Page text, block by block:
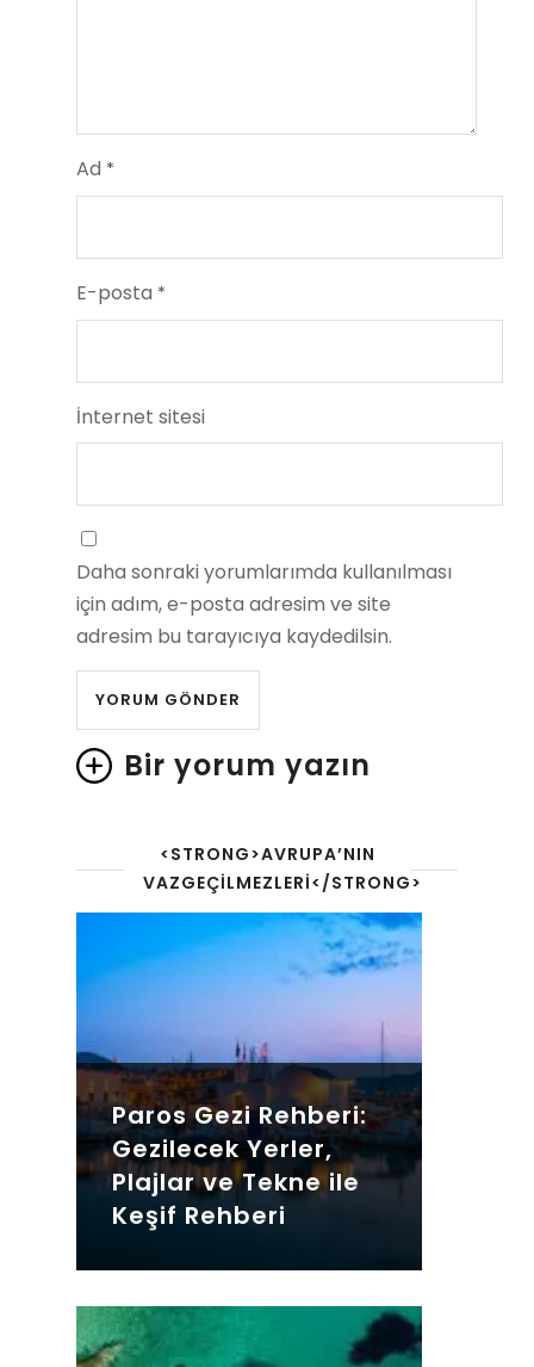
Ad *
E-posta *
İnternet sitesi
Daha sonraki yorumlarımda kullanılması
için adım, e-posta adresim ve site
adresim bu tarayıcıya kaydedilsin.
Bir yorum yazın
<STRONG>AVRUPA’NIN
VAZGEÇILMEZLERI</STRONG>
Paros Gezi Rehberi:
Gezilecek Yerler,
Plajlar ve Tekne ile
Keşif Rehberi